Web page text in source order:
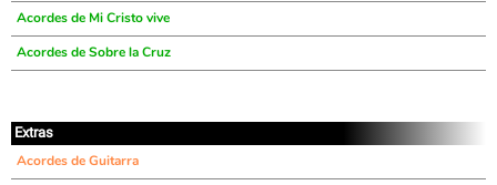
Acordes de Mi Cristo vive
Acordes de Sobre la Cruz
Extras
Acordes de Guitarra